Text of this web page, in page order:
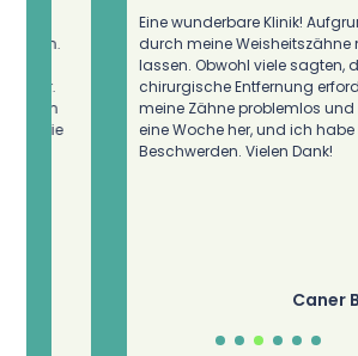
Eine wunderbare Klinik! Aufgrund von
durch meine Weisheitszähne musste
lassen. Obwohl viele sagten, dass es
chirurgische Entfernung erfordern
meine Zähne problemlos und normal
eine Woche her, und ich habe keine
Beschwerden. Vielen Dank!
Caner Bey